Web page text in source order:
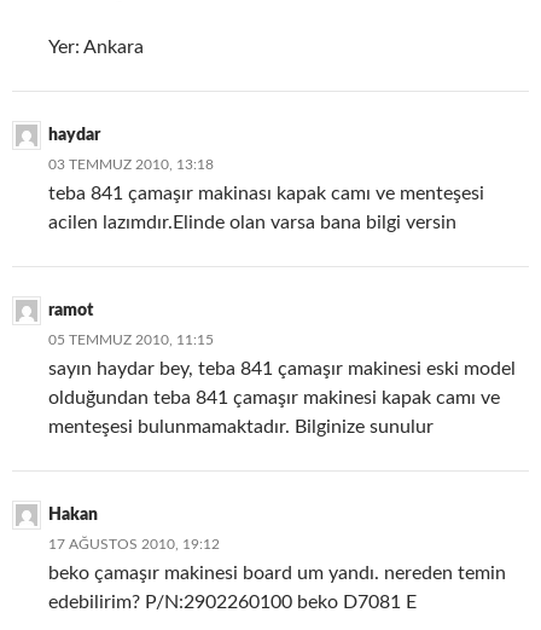
Yer: Ankara
haydar
03 TEMMUZ 2010, 13:18
teba 841 çamaşır makinası kapak camı ve menteşesi
acilen lazımdır.Elinde olan varsa bana bilgi versin
ramot
05 TEMMUZ 2010, 11:15
sayın haydar bey, teba 841 çamaşır makinesi eski model
olduğundan teba 841 çamaşır makinesi kapak camı ve
menteşesi bulunmamaktadır. Bilginize sunulur
Hakan
17 AĞUSTOS 2010, 19:12
beko çamaşır makinesi board um yandı. nereden temin
edebilirim? P/N:2902260100 beko D7081 E